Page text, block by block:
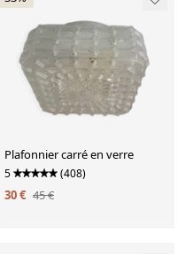
Plafonnier carré en verre
5 (408)
30 € 45 €